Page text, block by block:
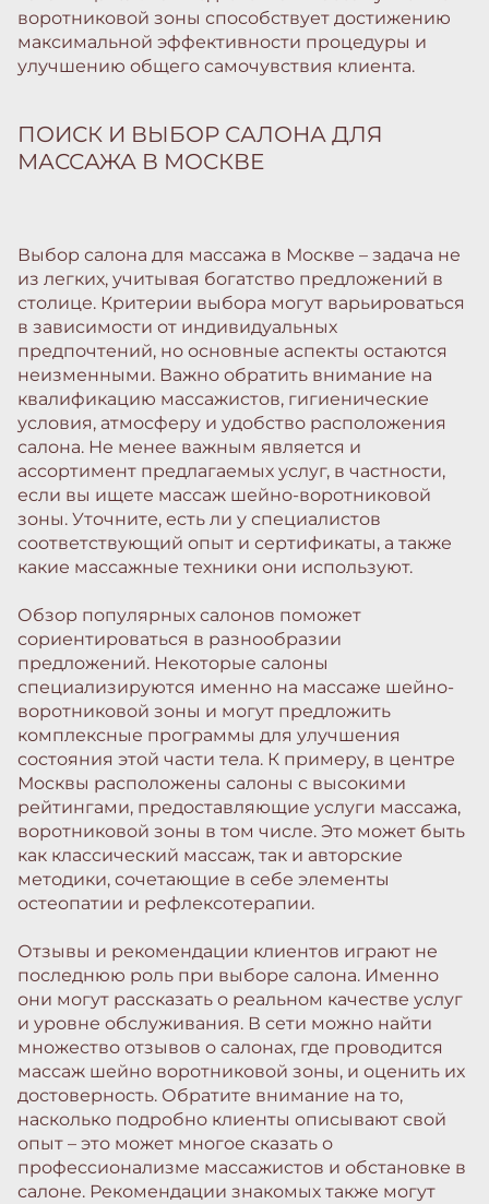
воротниковой зоны способствует достижению
максимальной эффективности процедуры и
улучшению общего самочувствия клиента.
ПОИСК И ВЫБОР САЛОНА ДЛЯ
МАССАЖА В МОСКВЕ
Выбор салона для массажа в Москве – задача не
из легких, учитывая богатство предложений в
столице. Критерии выбора могут варьироваться
в зависимости от индивидуальных
предпочтений, но основные аспекты остаются
неизменными. Важно обратить внимание на
квалификацию массажистов, гигиенические
условия, атмосферу и удобство расположения
салона. Не менее важным является и
ассортимент предлагаемых услуг, в частности,
если вы ищете массаж шейно-воротниковой
зоны. Уточните, есть ли у специалистов
соответствующий опыт и сертификаты, а также
какие массажные техники они используют.
Обзор популярных салонов поможет
сориентироваться в разнообразии
предложений. Некоторые салоны
специализируются именно на массаже шейно-
воротниковой зоны и могут предложить
комплексные программы для улучшения
состояния этой части тела. К примеру, в центре
Москвы расположены салоны с высокими
рейтингами, предоставляющие услуги массажа,
воротниковой зоны в том числе. Это может быть
как классический массаж, так и авторские
методики, сочетающие в себе элементы
остеопатии и рефлексотерапии.
Отзывы и рекомендации клиентов играют не
последнюю роль при выборе салона. Именно
они могут рассказать о реальном качестве услуг
и уровне обслуживания. В сети можно найти
множество отзывов о салонах, где проводится
массаж шейно воротниковой зоны, и оценить их
достоверность. Обратите внимание на то,
насколько подробно клиенты описывают свой
опыт – это может многое сказать о
профессионализме массажистов и обстановке в
салоне. Рекомендации знакомых также могут